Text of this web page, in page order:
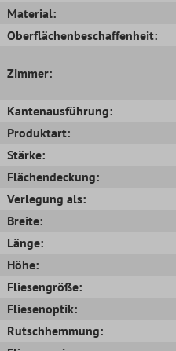
Material:
Oberflächenbeschaffenheit:
Zimmer:
Kantenausführung:
Produktart:
Stärke:
Flächendeckung:
Verlegung als:
Breite:
Länge:
Höhe:
Fliesengröße:
Fliesenoptik:
Rutschhemmung: